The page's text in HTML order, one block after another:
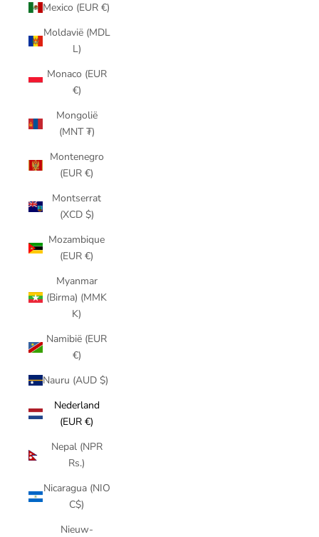
Mexico (EUR €)
Moldavië (MDL
L)
Monaco (EUR
€)
Mongolië
(MNT ₮)
Montenegro
(EUR €)
Montserrat
(XCD $)
Mozambique
(EUR €)
Myanmar
(Birma) (MMK
K)
Namibië (EUR
€)
Nauru (AUD $)
Nederland
(EUR €)
Nepal (NPR
Rs.)
Nicaragua (NIO
C$)
Nieuw-